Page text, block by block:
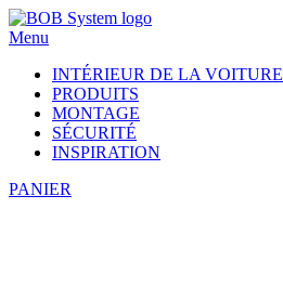
Menu
INTÉRIEUR DE LA VOITURE
PRODUITS
MONTAGE
SÉCURITÉ
INSPIRATION
PANIER